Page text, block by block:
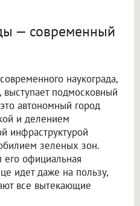
— современный
наукограда,
выступает подмосковный
автономный город
и делением
инфраструктурой
зеленых зон.
его официальная
идет даже на пользу,
все вытекающие